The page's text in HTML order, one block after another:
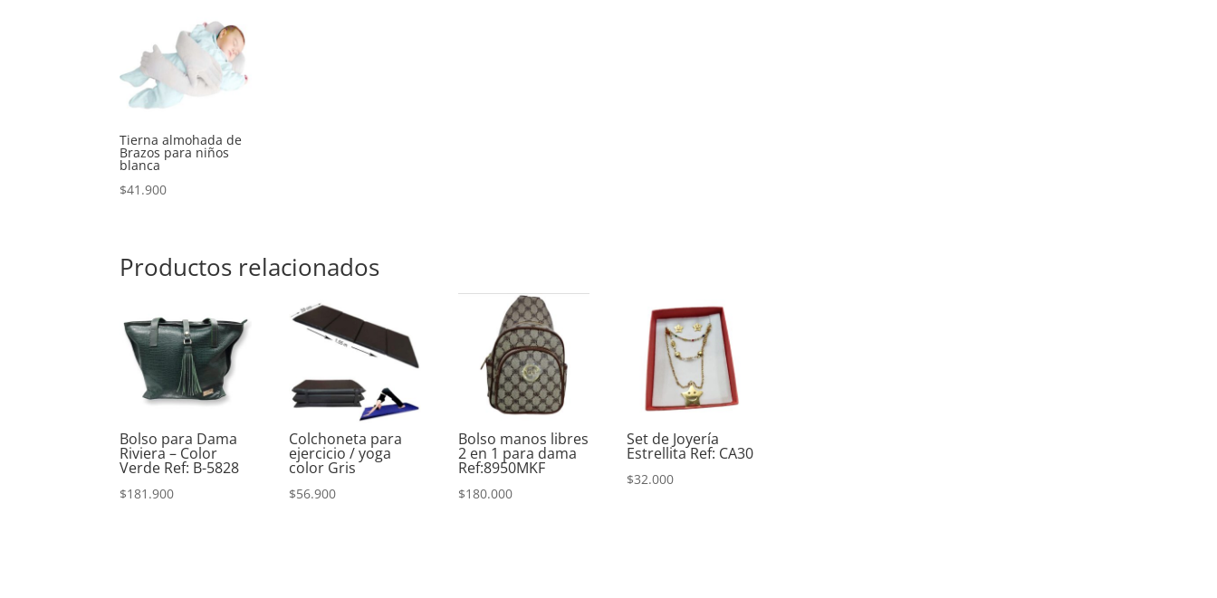
Tierna almohada de
Brazos para niños
blanca
$41.900
Productos relacionados
Bolso para Dama
Riviera – Color
Verde Ref: B-5828
$181.900
Colchoneta para
ejercicio / yoga
color Gris
$56.900
Bolso manos libres
2 en 1 para dama
Ref:8950MKF
$180.000
Set de Joyería
Estrellita Ref: CA30
$32.000